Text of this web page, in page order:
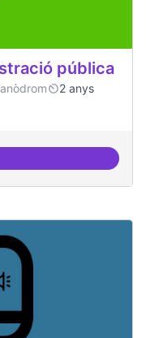
pública
2 anys
de l'administració